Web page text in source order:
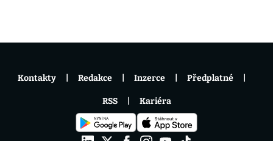
Kontakty Redakce Inzerce Předplatné
RSS Kariéra